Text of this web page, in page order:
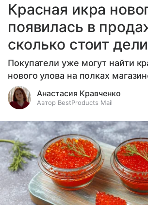
Красная икра
появилась в
сколько стоит
Покупатели уже могут найти
нового улова на полках
Анастасия Кравченко
Автор BestProducts Mail